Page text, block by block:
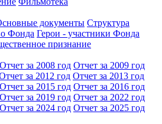
документы Структура
Фонда Герои - участники Фонда
признание
Отчет за 2008 год Отчет за 2009 год
за 2012 год Отчет за 2013 год
Отчет за 2015 год Отчет за 2016 год
Отчет за 2019 год Отчет за 2022 год
Отчет за 2024 год Отчет за 2025 год